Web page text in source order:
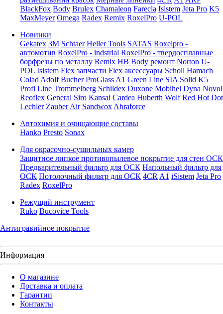
BlackFox Body Brulex Chamaleon Farecla Isistem Jeta Pro K5
MaxMeyer Omega Radex Remix RoxelPro U-POL
Новинки
Gekatex 3M Schtaer Heller Tools SATAS Roxelpro -
автомотив RoxelPro - indstrial RoxelPro - твердосплавные
борфрезы по металлу Remix HB Body ремонт Norton U-
POL Isistem Flex запчасти Flex аксессуары Scholl Hamach
Colad Adolf Bucher ProGlass A1 Green Line SIA Solid K5
Profi Line Trommelberg Schildex Duxone Mobihel Dyna Novol
Reoflex General Siro Kansai Cardea Huberth Wolf Red Hot Dot
Lechler Zauber Air Sandwox Abraforce
Автохимия и очищающие составы
Hanko Presto Sonax
Для окрасочно-сушильных камер
Защитное липкое противопылевое покрытие для стен ОСК
Предварительный фильтр для ОСК Напольный фильтр для
ОСК Потолочный фильтр для ОСК 4CR A1 iSistem Jeta Pro
Radex RoxelPro
Режущий инструмент
Ruko Bucovice Tools
Антигравийное покрытие
Информация
О магазине
Доставка и оплата
Гарантии
Контакты